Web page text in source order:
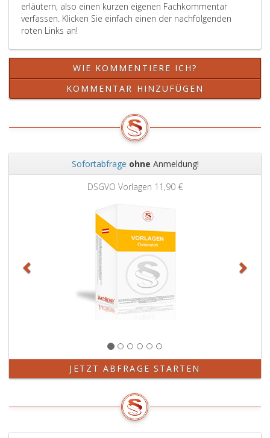
erläutern, also einen kurzen eigenen Fachkommentar
verfassen. Klicken Sie einfach einen der nachfolgenden
roten Links an!
WIE KOMMENTIERE ICH?
KOMMENTAR HINZUFÜGEN
Sofortabfrage ohne Anmeldung!
DSGVO Vorlagen 11,90 €
JETZT ABFRAGE STARTEN